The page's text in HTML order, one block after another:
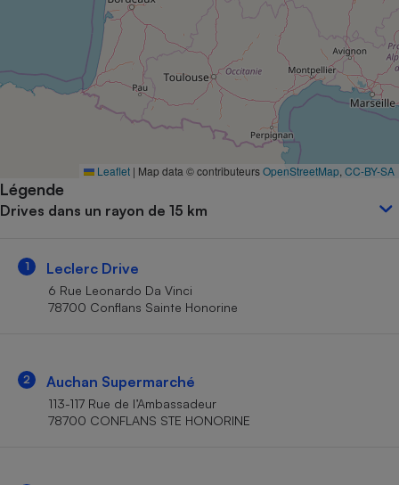
Leaflet | Map data © contributeursOpenStreetMap CC-BY-SA
Légende
Drives dans un rayon de 15 km
1 Leclerc Drive
6 Rue Leonardo Da Vinci
78700 Conflans Sainte Honorine
2 Auchan Supermarché
113-117 Rue de l’Ambassadeur
78700 CONFLANS STE HONORINE
Complément
alimentaire
Assurance emprunteur
Banque
Petit électroménager -
Matelas
Mutuelle